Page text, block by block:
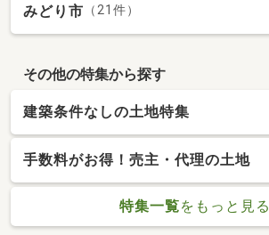
みどり市 （21件）
その他の特集から探す
建築条件なしの土地特集
手数料がお得！売主・代理の土地
特集一覧をもっと見る